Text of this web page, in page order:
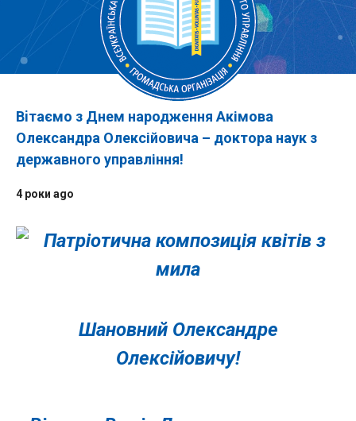
Вiтаємо з Днем народження Акімова
Олександра Олексійовича – доктора наук з
державного управління!
4 роки ago
Шановний Олександре
Олексійовичу!